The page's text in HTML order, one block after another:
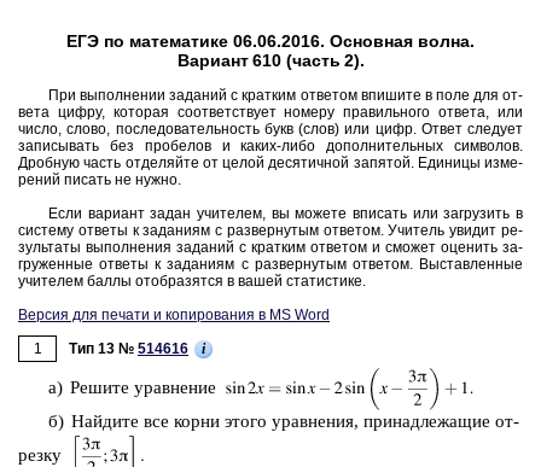
ЕГЭ по математике 06.06.2016. Основная волна.
Вариант 610 (часть 2).
При вы­пол­не­нии за­да­ний с крат­ким от­ве­том впи­ши­те в поле для от­
ве­та цифру, ко­то­рая со­от­вет­ству­ет но­ме­ру пра­виль­но­го от­ве­та, или
число, слово, по­сле­до­ва­тель­ность букв (слов) или цифр. Ответ сле­ду­ет
за­пи­сы­вать без про­бе­лов и каких-либо до­пол­ни­тель­ных сим­во­лов.
Дроб­ную часть от­де­ляй­те от целой де­ся­тич­ной за­пя­той. Еди­ни­цы из­ме­
ре­ний пи­сать не нужно.
Если ва­ри­ант задан учи­те­лем, вы мо­же­те впи­сать или за­гру­зить в
си­сте­му от­ве­ты к за­да­ни­ям с раз­вер­ну­тым от­ве­том. Учи­тель уви­дит ре­
зуль­та­ты вы­пол­не­ния за­да­ний с крат­ким от­ве­том и смо­жет оце­нить за­
гру­жен­ные от­ве­ты к за­да­ни­ям с раз­вер­ну­тым от­ве­том. Вы­став­лен­ные
учи­те­лем баллы отоб­ра­зят­ся в вашей ста­ти­сти­ке.
Версия для печати и копирования в MS Word
1
Тип 13 № 514616 i
а) Ре­ши­те урав­не­ние
б) Най­ди­те все корни этого урав­не­ния, при­над­ле­жа­щие от­
рез­ку